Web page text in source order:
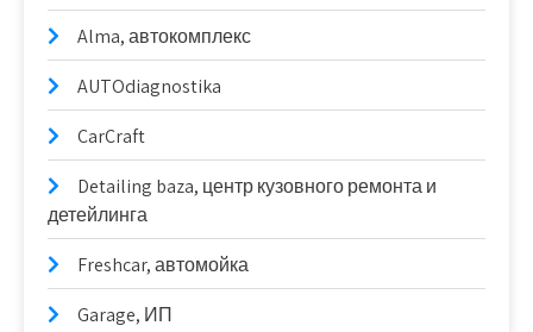
Alma, автокомплекс
AUTOdiagnostika
CarCraft
Detailing baza, центр кузовного ремонта и
детейлинга
Freshcar, автомойка
Garage, ИП